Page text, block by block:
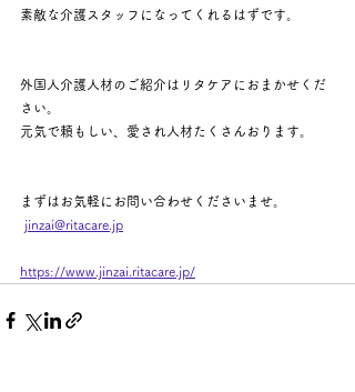
素敵な介護スタッフになってくれるはずです。
外国人介護人材のご紹介はリタケアにおまかせくだ
さい。
元気で頼もしい、愛され人材たくさんおります。
まずはお気軽にお問い合わせくださいませ。
jinzai@ritacare.jp
https://www.jinzai.ritacare.jp/